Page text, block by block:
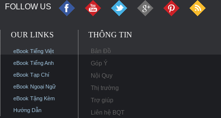
FOLLOW US
OUR LINKS
eBook Tiếng Việt
eBook Tiếng Anh
eBook Tạp Chí
eBook Ngoại Ngữ
eBook Tặng Kèm
Hướng Dẫn
THÔNG TIN
Bản Đồ
Góp Ý
Nội Quy
Thị trường
Trợ giúp
Liên hệ BQT